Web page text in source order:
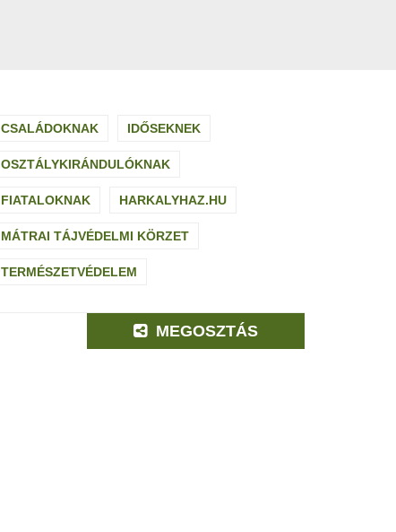
CSALÁDOKNAK IDŐSEKNEK
OSZTÁLYKIRÁNDULÓKNAK
FIATALOKNAK HARKALYHAZ.HU
MÁTRAI TÁJVÉDELMI KÖRZET
TERMÉSZETVÉDELEM
MEGOSZTÁS